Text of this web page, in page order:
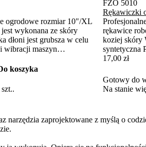
ogrodowe rozmiar 10"/XL
wykonana ze skóry
dłoni jest grubsza w celu
wibracji maszyn
jest wykonana z
a palcesąpokryte skórą
można również
taśmy Velcro, co
koszyka
FZO 5010
Rękawiczki
rękawice
koziej skóry
syntetyczna
nadgarstku
17,00 zł
Gotowy do
Na stanie
zaprojektowane z myślą o